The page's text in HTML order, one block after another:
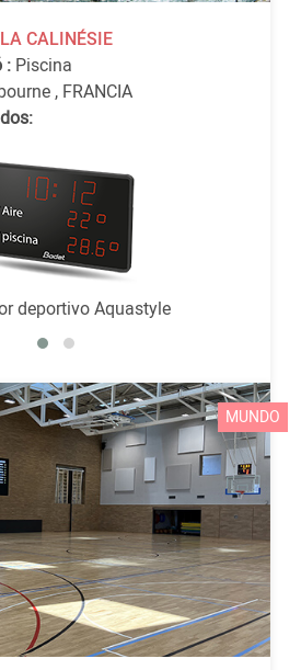
LA CALINÉSIE
: Piscina
, FRANCIA
deportivo Aquastyle
MUNDO